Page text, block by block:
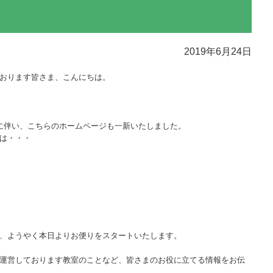
2019年6月24日
ります皆さま、こんにちは。
い、こちらのホームページも一新いたしました。
・・・
ようやく本日よりお便りをスタートいたします。
営しております教室のことなど、皆さまのお役に立てる情報をお伝